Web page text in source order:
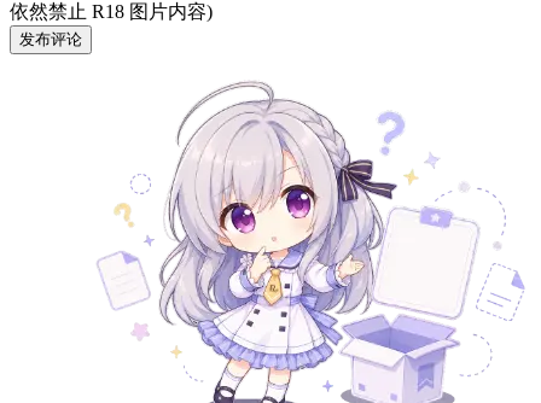
依然禁止 R18 图片内容)
发布评论